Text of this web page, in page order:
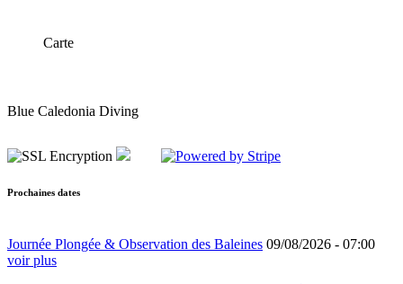
Carte
Blue Caledonia Diving
Prochaines dates
Journée Plongée & Observation des Baleines 09/08/2026 - 07:00
voir plus